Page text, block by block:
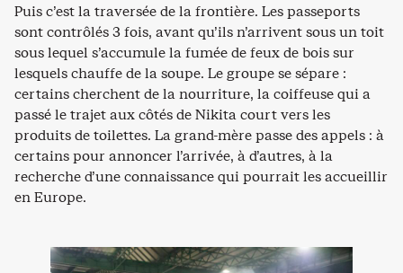
Puis c’est la traversée de la frontière. Les passeports
sont contrôlés 3 fois, avant qu’ils n’arrivent sous un toit
sous lequel s’accumule la fumée de feux de bois sur
lesquels chauffe de la soupe. Le groupe se sépare :
certains cherchent de la nourriture, la coiffeuse qui a
passé le trajet aux côtés de Nikita court vers les
produits de toilettes. La grand-mère passe des appels : à
certains pour annoncer l’arrivée, à d’autres, à la
recherche d’une connaissance qui pourrait les accueillir
en Europe.